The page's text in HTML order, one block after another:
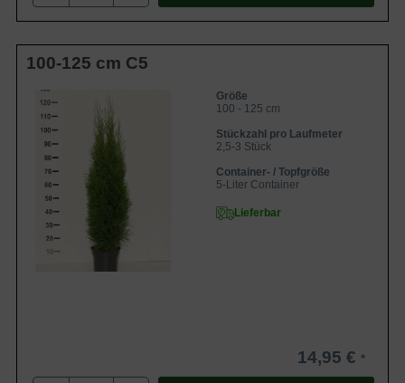
100-125 cm C5
Größe
100 - 125 cm
Stückzahl pro Laufmeter
2,5-3 Stück
Container- / Topfgröße
5-Liter Container
Lieferbar
14,95 €